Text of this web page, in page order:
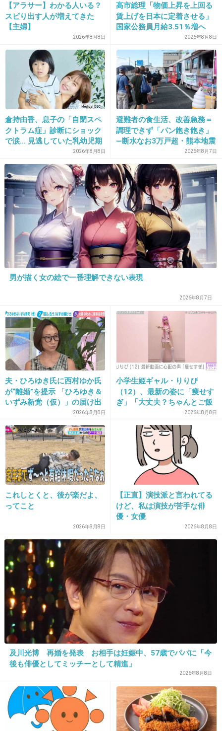
21. 匿名 2026/06/03(水) 15:32:19
どこも不況でしょうし。
いからね。特に若い人向けにPRするならいくら
でも帽体変えてやりようがあるし。TVにお金使
わなくなったんだろうね。
+20 -0
2026/06/03(水) 15:32:22
馬鹿みたいに人が増えてるからもっと少なくて
いい
1件の返信
+25 -4
23. 匿名2026/06/03(水) 15:33:02
拘束時間とかがわからないけど、庶民からする
出演時間２時間として１万円だったら時給換算
すると１時間5000円
そんな仕事なかなかない
3件の返信
+65
24. 匿名2026/06/03(水) 15:33:02
R1グランプリの優勝経歴があるだけでギャラが安い芸人い
っぱいいますから
+6
へーそうなんだ
元スポーツ選手枠なのかな
+10
26. 匿名2026/06/03(水) 15:33:46
芸人界隈の闇営業騒ぎって結局どうなったの
+2 -0
27. 匿名2026/06/03(水) 15:34:40
誰よりも面白くなればいいのに。
【アラサー】わかる人いる？
スピり出す人が増えてきた
【主婦】
2026年8月8日
高市総理「物価上昇を上回る
賃上げを日本に定着させる」
国家公務員月給3.51％増へ
2026年8月8日
倉持由香、息子の「自閉スペ
クトラム症」診断にショック
で涙… 見逃していた乳幼児期
2026年8月8日
避難者の食生活、改善急務＝
調理できず「パン飽き飽き」
―断水なお3万戸超・熊本地震
2026年8月7日
男が描く女の絵で一番理解できない表現
2026年8月7日
夫・ひろゆき氏に西村ゆか氏
が“離婚”を提示 「ひろゆき＆
いずみ新党（仮）」の届け出
を知らされず激怒「信頼関係
が保てない状態で夫婦を続け
るのは無理」
2026年8月8日
小学生姫ギャル・りりぴ
（12）、最新の姿に「痩せす
ぎ」「大丈夫？ちゃんとご飯
食べてね」など心配の声2026年8月8日
これしとくと、後が楽だよ、
ってこと
2026年8月8日
【正直】演技派と言われてる
けど、私は演技が苦手な俳
優・女優
2026年8月8日
及川光博 再婚を発表 お相手は妊娠中、57歳でパパに「今
後も俳優としてミッチーとして精進」
2026年8月8日